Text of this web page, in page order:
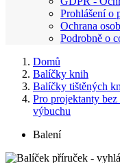
Prohlášení o
Ochrana
Podrobně o
Domů
Balíčky knih
Balíčky tištěných
Pro projektanty
výbuchu
Balení